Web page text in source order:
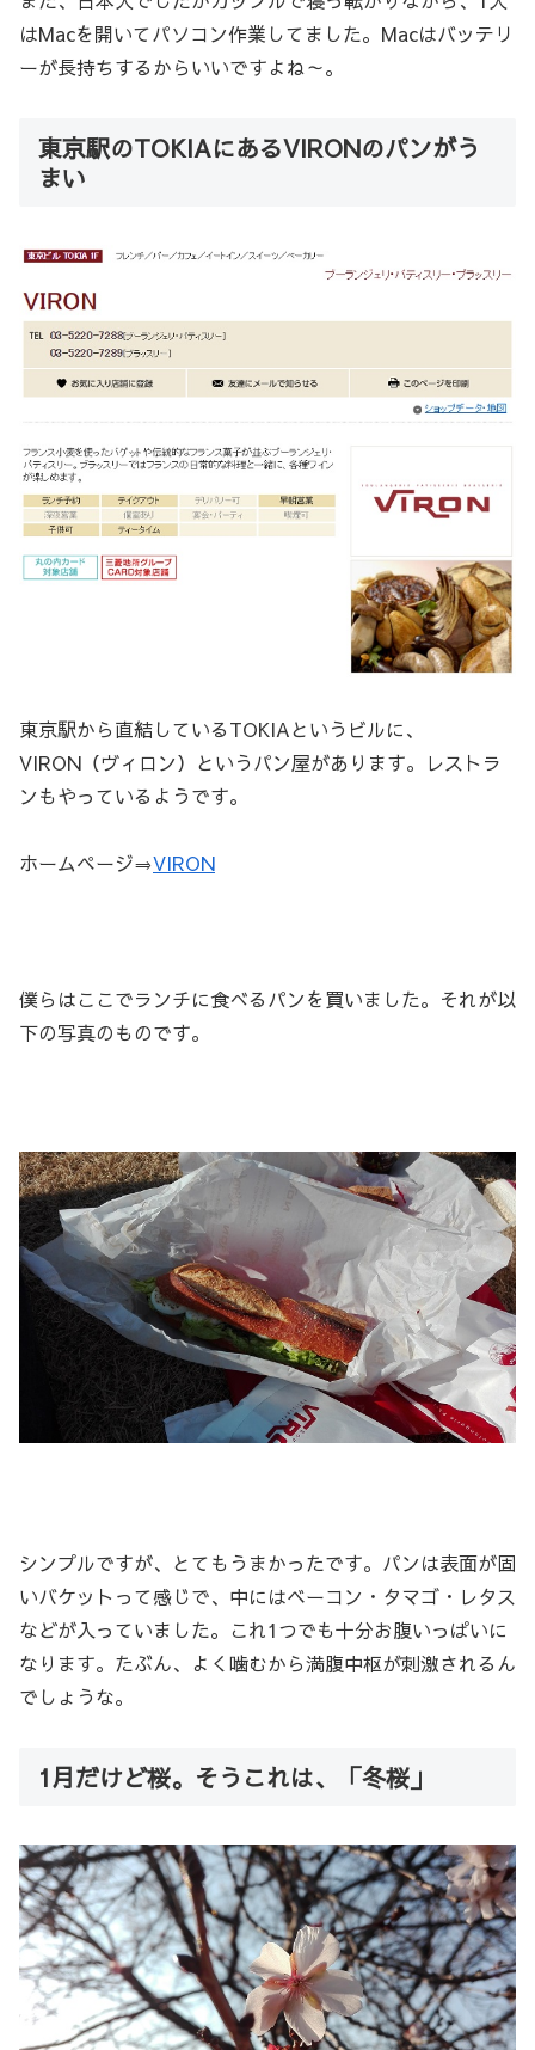
はMacを開いてパソコン作業してました。Macはバッテリ
ーが長持ちするからいいですよね～。
東京駅のTOKIAにあるVIRONのパンがう
まい
東京駅から直結しているTOKIAというビルに、
VIRON（ヴィロン）というパン屋があります。レストラ
ンもやっているようです。
ホームページ⇒VIRON
僕らはここでランチに食べるパンを買いました。それが以
下の写真のものです。
シンプルですが、とてもうまかったです。パンは表面が固
いバケットって感じで、中にはベーコン・タマゴ・レタス
などが入っていました。これ1つでも十分お腹いっぱいに
なります。たぶん、よく噛むから満腹中枢が刺激されるん
でしょうな。
1月だけど桜。そうこれは、「冬桜」